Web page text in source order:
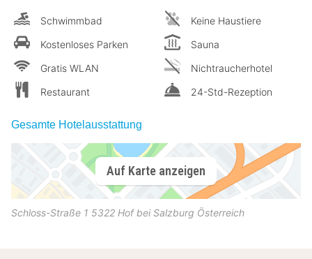
Schwimmbad
Kostenloses Parken
Gratis WLAN
Restaurant
Keine Haustiere
Sauna
Nichtraucherhotel
24-Std-Rezeption
Gesamte Hotelausstattung
Auf Karte anzeigen
Schloss-Straße 1 5322 Hof bei Salzburg Österreich